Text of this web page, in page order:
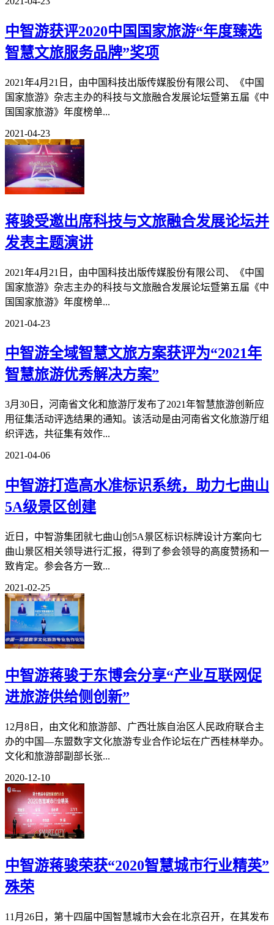
中智游获评2020中国国家旅游“年度臻选
智慧文旅服务品牌”奖项
2021年4月21日，由中国科技出版传媒股份有限公司、《中国
国家旅游》杂志主办的科技与文旅融合发展论坛暨第五届《中
国国家旅游》年度榜单...
2021-04-23
蒋骏受邀出席科技与文旅融合发展论坛并
发表主题演讲
2021年4月21日，由中国科技出版传媒股份有限公司、《中国
国家旅游》杂志主办的科技与文旅融合发展论坛暨第五届《中
国国家旅游》年度榜单...
2021-04-23
中智游全域智慧文旅方案获评为“2021年
智慧旅游优秀解决方案”
3月30日，河南省文化和旅游厅发布了2021年智慧旅游创新应
用征集活动评选结果的通知。该活动是由河南省文化旅游厅组
织评选，共征集有效作...
2021-04-06
中智游打造高水准标识系统，助力七曲山
5A级景区创建
近日，中智游集团就七曲山创5A景区标识标牌设计方案向七
曲山景区相关领导进行汇报，得到了参会领导的高度赞扬和一
致肯定。参会各方一致...
2021-02-25
中智游蒋骏于东博会分享“产业互联网促
进旅游供给侧创新”
12月8日，由文化和旅游部、广西壮族自治区人民政府联合主
办的中国—东盟数字文化旅游专业合作论坛在广西桂林举办。
文化和旅游部副部长张...
2020-12-10
中智游蒋骏荣获“2020智慧城市行业精英”
殊荣
11月26日，第十四届中国智慧城市大会在北京召开，在其发布